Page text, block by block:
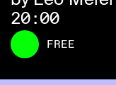
20:00
FREE